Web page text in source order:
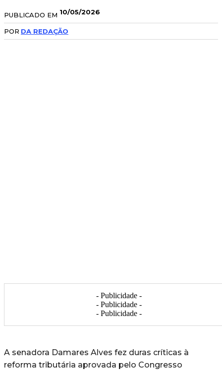
PUBLICADO EM 10/05/2026
POR DA REDAÇÃO
- Publicidade -
- Publicidade -
- Publicidade -
A senadora Damares Alves fez duras críticas à
reforma tributária aprovada pelo Congresso